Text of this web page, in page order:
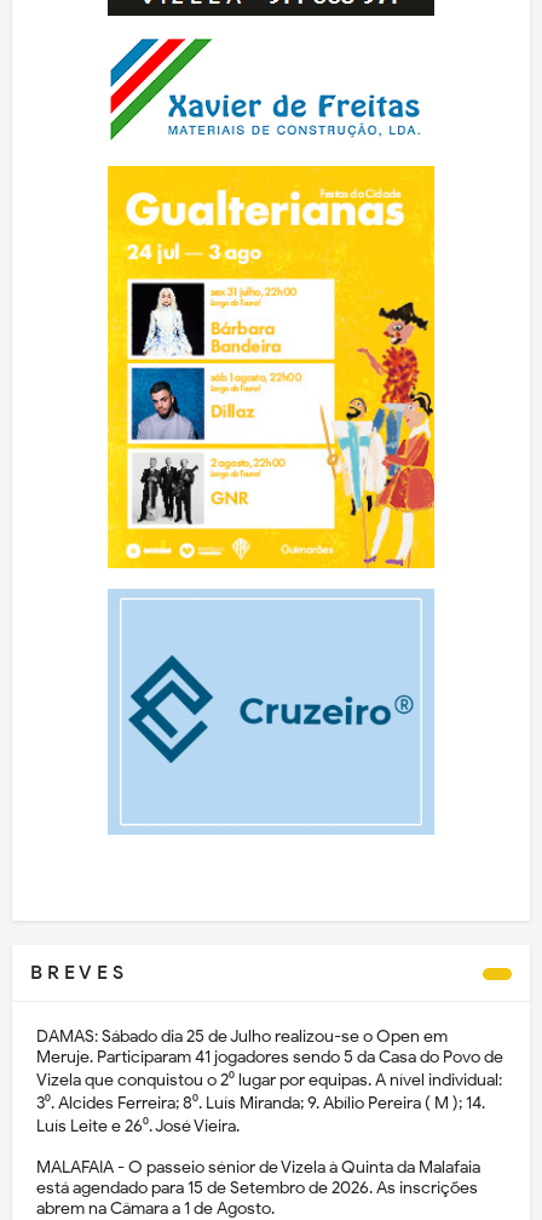
B R E V E S
DAMAS: Sábado dia 25 de Julho realizou-se o Open em
Meruje. Participaram 41 jogadores sendo 5 da Casa do Povo de
Vizela que conquistou o 2⁰ lugar por equipas. A nível individual:
3⁰. Alcides Ferreira; 8⁰. Luís Miranda; 9. Abílio Pereira ( M ); 14.
Luís Leite e 26⁰. José Vieira.
MALAFAIA - O passeio sénior de Vizela à Quinta da Malafaia
está agendado para 15 de Setembro de 2026. As inscrições
abrem na Câmara a 1 de Agosto.